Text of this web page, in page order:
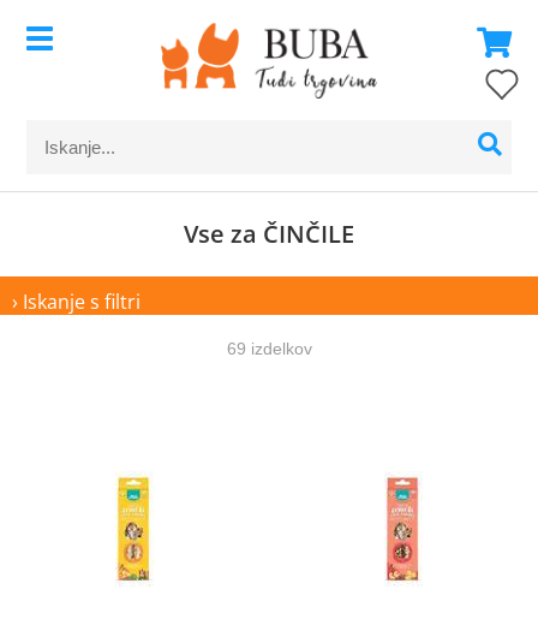
Vse za ČINČILE
› Iskanje s filtri
69 izdelkov